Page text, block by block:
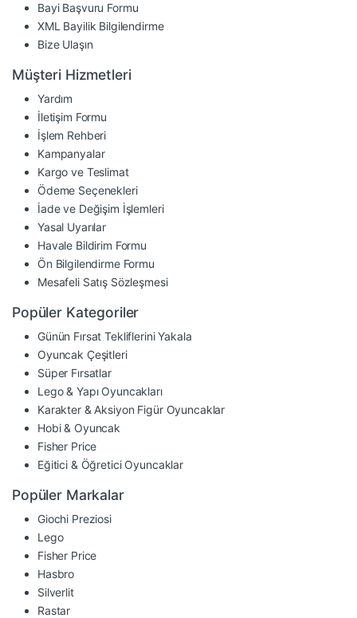
Bayi Başvuru Formu
XML Bayilik Bilgilendirme
Bize Ulaşın
Müşteri Hizmetleri
Yardım
İletişim Formu
İşlem Rehberi
Kampanyalar
Kargo ve Teslimat
Ödeme Seçenekleri
İade ve Değişim İşlemleri
Yasal Uyarılar
Havale Bildirim Formu
Ön Bilgilendirme Formu
Mesafeli Satış Sözleşmesi
Popüler Kategoriler
Günün Fırsat Tekliflerini Yakala
Oyuncak Çeşitleri
Süper Fırsatlar
Lego & Yapı Oyuncakları
Karakter & Aksiyon Figür Oyuncaklar
Hobi & Oyuncak
Fisher Price
Eğitici & Öğretici Oyuncaklar
Popüler Markalar
Giochi Preziosi
Lego
Fisher Price
Hasbro
Silverlit
Rastar